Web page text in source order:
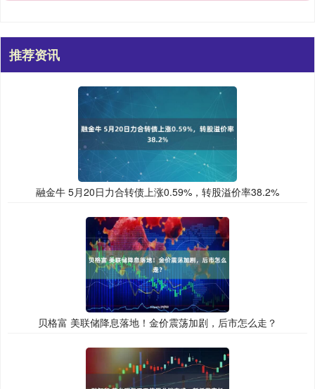
推荐资讯
融金牛 5月20日力合转债上涨0.59%，转股溢价率38.2%
贝格富 美联储降息落地！金价震荡加剧，后市怎么走？